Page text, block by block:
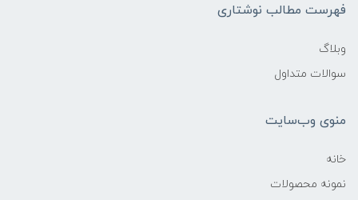
فهرست مطالب نوشتاری
وبلاگ
سوالات متداول
منوی وب‌سایت
خانه
نمونه محصولات